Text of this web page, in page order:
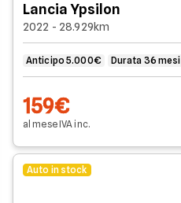
Lancia Ypsilon
2022 - 28.929km
Anticipo 5.000€ Durata 36 mesi
159€
al meseIVAinc.
Auto in stock